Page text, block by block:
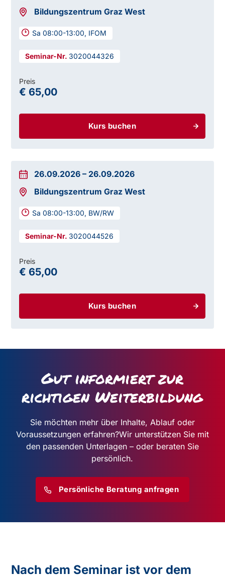
Bildungszentrum Graz West
Sa 08:00-13:00, IFOM
3020044326
Kurs buchen
Preis
€ 65,00
26.09.2026 – 26.09.2026
Bildungszentrum Graz West
Sa 08:00-13:00, BW/RW
3020044526
Kurs buchen
Preis
€ 65,00
Gut informiert zur
richtigen Weiterbildung
Sie möchten mehr über Inhalte, Ablauf oder
Voraussetzungen erfahren?Wir unterstützen Sie mit
den passenden Unterlagen – oder beraten Sie
persönlich.
Persönliche Beratung anfragen
Nach dem Seminar ist vor dem